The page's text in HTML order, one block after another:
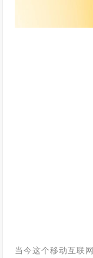
当今这个移动互联